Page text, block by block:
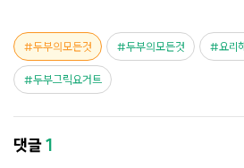
두부의모든것 두부의모든것 요리
두부그릭요거트
댓글1